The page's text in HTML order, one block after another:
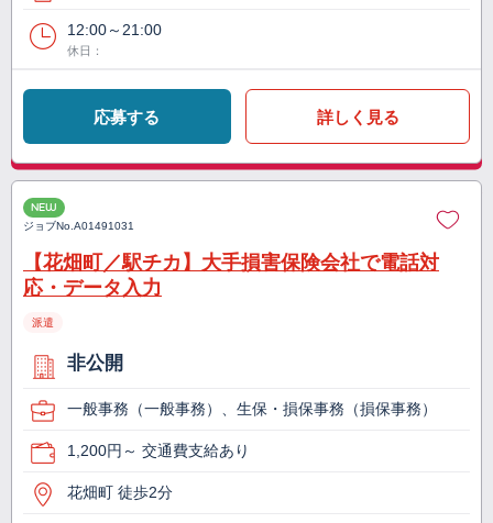
12:00～21:00
休日：
応募する 詳しく見る
NEW
ジョブNo.A01491031
【花畑町／駅チカ】大手損害保険会社で電話対
応・データ入力
派遣
非公開
一般事務（一般事務）、生保・損保事務（損保事務）
1,200円～ 交通費支給あり
花畑町 徒歩2分